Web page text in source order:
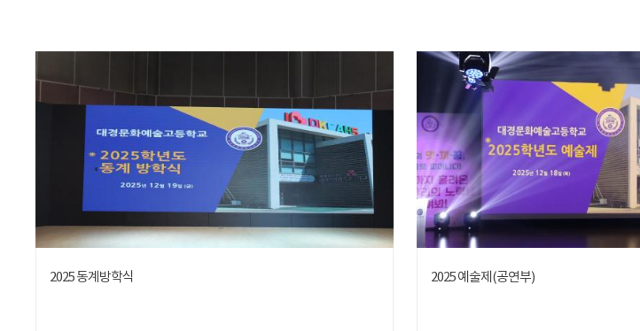
2025 동계방학식 2025 예술제(공연부)